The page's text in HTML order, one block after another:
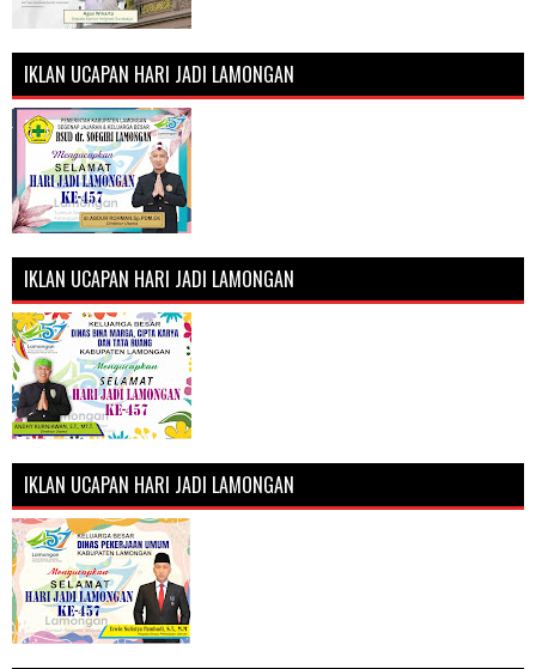
IKLAN UCAPAN HARI JADI LAMONGAN
IKLAN UCAPAN HARI JADI LAMONGAN
IKLAN UCAPAN HARI JADI LAMONGAN